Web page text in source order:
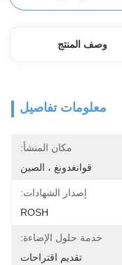
وصف المنتج
معلومات تفاصيل
مكان المنشأ:
قوانغدونغ ، الصين
إصدار الشهادات:
ROSH
خدمة حلول الإضاءة:
تقديم اقتراحات